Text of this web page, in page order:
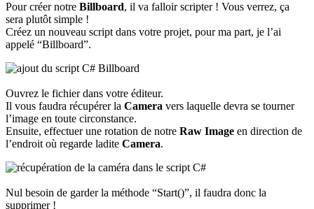
Pour créer notre Billboard, il va falloir scripter ! Vous verrez, ça
sera plutôt simple !
Créez un nouveau script dans votre projet, pour ma part, je l’ai
appelé “Billboard”.
Ouvrez le fichier dans votre éditeur.
Il vous faudra récupérer la Camera vers laquelle devra se tourner
l’image en toute circonstance.
Ensuite, effectuer une rotation de notre Raw Image en direction de
l’endroit où regarde ladite Camera.
Nul besoin de garder la méthode “Start()”, il faudra donc la
supprimer !